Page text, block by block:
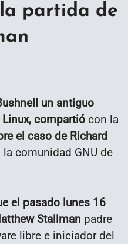
partida de
un antiguo
compartió con la
el caso de Richard
comunidad GNU de
el pasado lunes 16
Stallman padre
libre e iniciador del